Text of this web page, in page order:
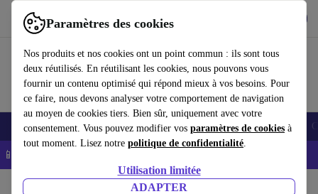
Paramètres des cookies
Nos produits et nos cookies ont un point commun : ils sont tous
deux réutilisés. En réutilisant les cookies, nous pouvons vous
fournir un contenu optimisé qui répond mieux à vos besoins. Pour
ce faire, nous devons analyser votre comportement de navigation
au moyen de cookies tiers. Bien sûr, uniquement avec votre
consentement. Vous pouvez modifier vos paramètres de cookies à
tout moment. Lisez notre politique de confidentialité.
Utilisation limitée
ADAPTER
Utilisez refurbed rapidement et facilement
Smartphones Laptops Tablettes Montres connectées Accessoires
📱 -5% EXTRA sur les iPhones – Code : IPHONEDEAL -
Ordinateurs de bureau